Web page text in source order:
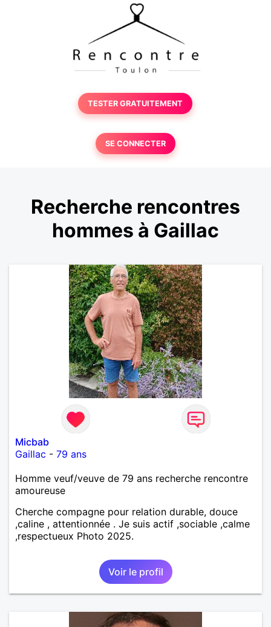
TESTER GRATUITEMENT
SE CONNECTER
Recherche rencontres
hommes à Gaillac
Micbab
Gaillac - 79 ans
Homme veuf/veuve de 79 ans recherche rencontre
amoureuse
Cherche compagne pour relation durable, douce
,caline , attentionnée . Je suis actif ,sociable ,calme
,respectueux Photo 2025.
Voir le profil